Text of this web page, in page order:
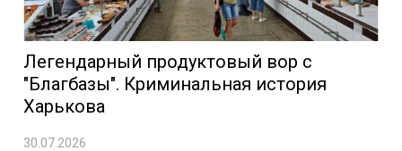
Легендарный продуктовый вор с
"Благбазы". Криминальная история
Харькова
30.07.2026